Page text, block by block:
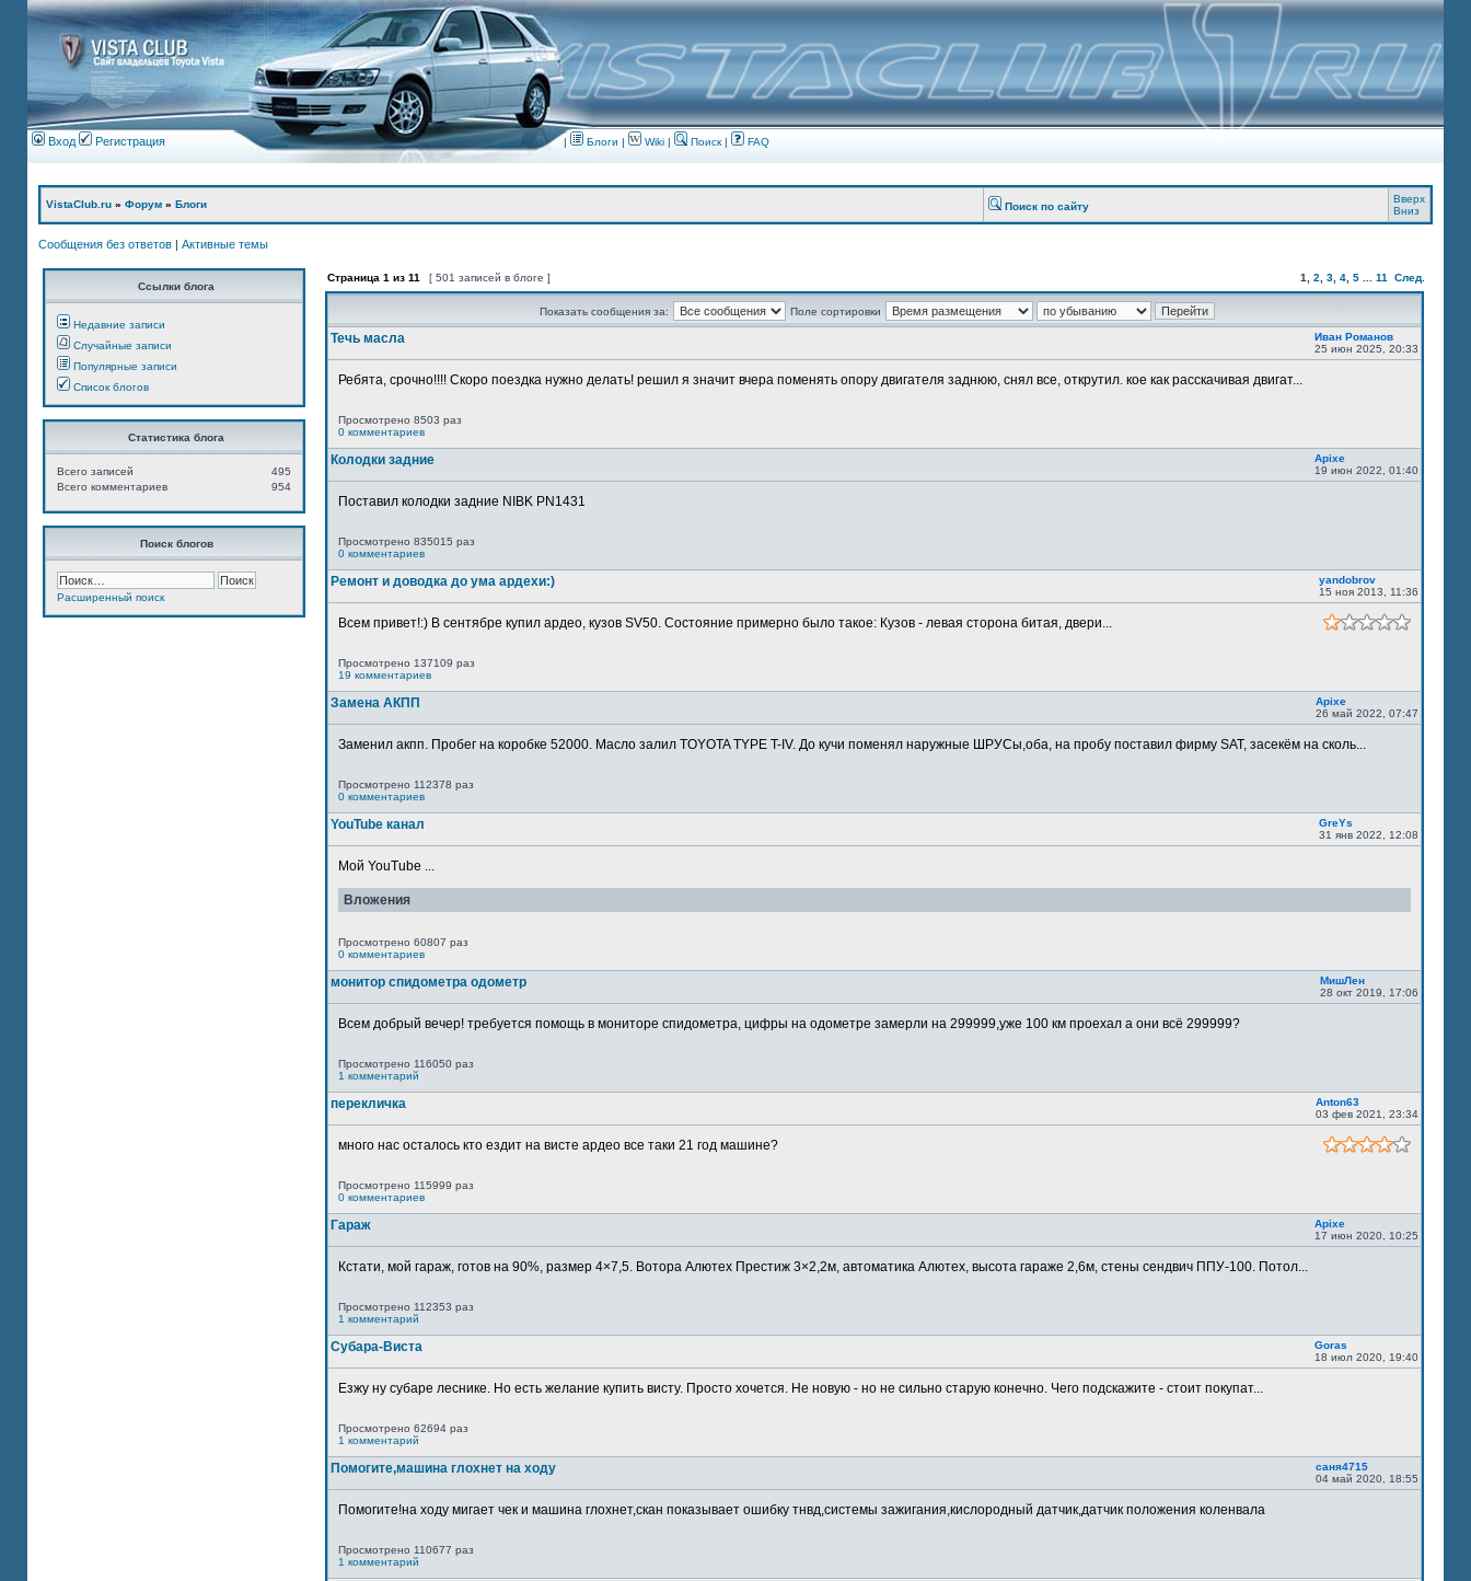
Вход Регистрация | Блоги | Wiki | Поиск| FAQ
VistaClub.ru » Форум » Блоги Поиск по сайту
Вверх
Вниз
Сообщения без ответов | Активные темы
Ссылки блога
Недавние записи
Случайные записи
Популярные записи
Список блогов
Статистика блога
495
Всего записей
954
Всего комментариев
Поиск блогов
Расширенный поиск
Страница 1 из 11 [ 501 записей в блоге ] 1 2 3 4 5 11 След.
Показать сообщения за: Поле сортировки
Течь масла
Иван Романов
25 июн 2025, 20:33
Ребята, срочно!!!! Скоро поездка нужно делать! решил я значит вчера поменять опору двигателя заднюю, снял все, открутил. кое как расскачивая двигат...
Просмотрено 8503 раз
0 комментариев
Колодки задние
Apixe
19 июн 2022, 01:40
Поставил колодки задние NIBK PN1431
Просмотрено 835015 раз
0 комментариев
Ремонт и доводка до ума ардехи:)
yandobrov
15 ноя 2013, 11:36
Всем привет!:) В сентябре купил ардео, кузов SV50. Состояние примерно было такое: Кузов - левая сторона битая, двери...
Просмотрено 137109 раз
19 комментариев
Замена АКПП
Apixe
26 май 2022, 07:47
Заменил акпп. Пробег на коробке 52000. Масло залил TOYOTA TYPE T-IV. До кучи поменял наружные ШРУСы,оба, на пробу поставил фирму SAT, засекём на сколь...
Просмотрено 112378 раз
0 комментариев
YouTube канал
GreYs
31 янв 2022, 12:08
Мой YouTube ...
Вложения
Просмотрено 60807 раз
0 комментариев
монитор спидометра одометр
МишЛен
28 окт 2019, 17:06
Всем добрый вечер! требуется помощь в мониторе спидометра, цифры на одометре замерли на 299999,уже 100 км проехал а они всё 299999?
Просмотрено 116050 раз
1 комментарий
перекличка
Anton63
03 фев 2021, 23:34
много нас осталось кто ездит на висте ардео все таки 21 год машине?
Просмотрено 115999 раз
0 комментариев
Гараж
Apixe
17 июн 2020, 10:25
Кстати, мой гараж, готов на 90%, размер 4×7,5. Вотора Алютех Престиж 3×2,2м, автоматика Алютех, высота гараже 2,6м, стены сендвич ППУ-100. Потол...
Просмотрено 112353 раз
1 комментарий
Субара-Виста
Goras
18 июл 2020, 19:40
Езжу ну субаре леснике. Но есть желание купить висту. Просто хочется. Не новую - но не сильно старую конечно. Чего подскажите - стоит покупат...
Просмотрено 62694 раз
1 комментарий
Помогите,машина глохнет на ходу
саня4715
04 май 2020, 18:55
Помогите!на ходу мигает чек и машина глохнет,скан показывает ошибку тнвд,системы зажигания,кислородный датчик,датчик положения коленвала
Просмотрено 110677 раз
1 комментарий